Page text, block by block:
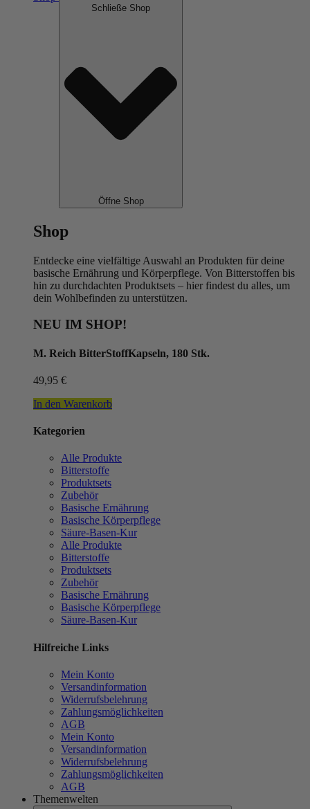
Schließe Shop
Öffne Shop
Shop
Entdecke eine vielfältige Auswahl an Produkten für deine
basische Ernährung und Körperpflege. Von Bitterstoffen bis
hin zu durchdachten Produktsets – hier findest du alles, um
dein Wohlbefinden zu unterstützen.
NEU IM SHOP!
M. Reich BitterStoffKapseln, 180 Stk.
49,95 €
In den Warenkorb
Kategorien
Alle Produkte
Bitterstoffe
Produktsets
Zubehör
Basische Ernährung
Basische Körperpflege
Säure-Basen-Kur
Alle Produkte
Bitterstoffe
Produktsets
Zubehör
Basische Ernährung
Basische Körperpflege
Säure-Basen-Kur
Hilfreiche Links
Mein Konto
Versandinformation
Widerrufsbelehrung
Zahlungsmöglichkeiten
AGB
Mein Konto
Versandinformation
Widerrufsbelehrung
Zahlungsmöglichkeiten
AGB
Themenwelten